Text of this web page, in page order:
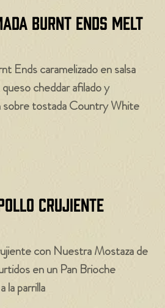
Burnt Ends Melt
Ends caramelizado en salsa
cheddar afilado y
sobre tostada Country White
crujiente
con Nuestra Mostaza de
en un Pan Brioche
la parrilla